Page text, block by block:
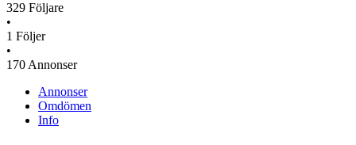
329 Följare
•
1 Följer
•
170Annonser
Annonser
Omdömen
Info